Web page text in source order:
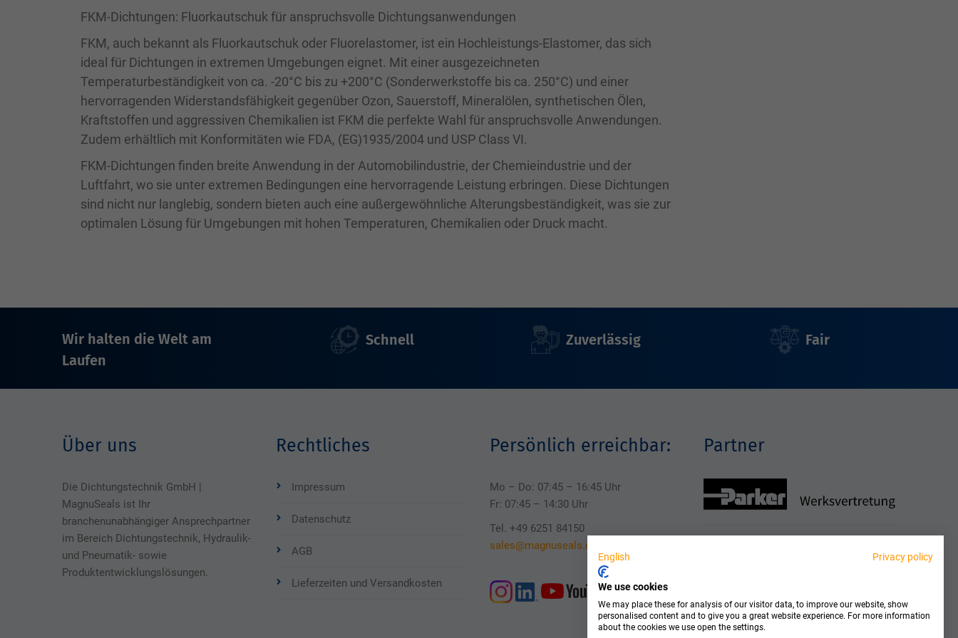
FKM-Dichtungen: Fluorkautschuk für anspruchsvolle Dichtungsanwendungen
FKM, auch bekannt als Fluorkautschuk oder Fluorelastomer, ist ein Hochleistungs-Elastomer, das sich
ideal für Dichtungen in extremen Umgebungen eignet. Mit einer ausgezeichneten
Temperaturbeständigkeit von ca. -20°C bis zu +200°C (Sonderwerkstoffe bis ca. 250°C) und einer
hervorragenden Widerstandsfähigkeit gegenüber Ozon, Sauerstoff, Mineralölen, synthetischen Ölen,
Kraftstoffen und aggressiven Chemikalien ist FKM die perfekte Wahl für anspruchsvolle Anwendungen.
Zudem erhältlich mit Konformitäten wie FDA, (EG)1935/2004 und USP Class VI.
FKM-Dichtungen finden breite Anwendung in der Automobilindustrie, der Chemieindustrie und der
Luftfahrt, wo sie unter extremen Bedingungen eine hervorragende Leistung erbringen. Diese Dichtungen
sind nicht nur langlebig, sondern bieten auch eine außergewöhnliche Alterungsbeständigkeit, was sie zur
optimalen Lösung für Umgebungen mit hohen Temperaturen, Chemikalien oder Druck macht.
Wir halten die Welt am
Laufen
Schnell Zuverlässig Fair
Über uns
Die Dichtungstechnik GmbH |
MagnuSeals ist Ihr
branchenunabhängiger Ansprechpartner
im Bereich Dichtungstechnik, Hydraulik-
und Pneumatik- sowie
Produktentwicklungslösungen.
Rechtliches
Impressum
Datenschutz
AGB
Lieferzeiten und Versandkosten
Persönlich erreichbar:
Mo – Do: 07:45 – 16:45 Uhr
Fr: 07:45 – 14:30 Uhr
Tel. +49 6251 84150
sales@magnuseals.com
Partner
English Privacy policy
We use cookies
We may place these for analysis of our visitor data, to improve our website, show
personalised content and to give you a great website experience. For more information
about the cookies we use open the settings.